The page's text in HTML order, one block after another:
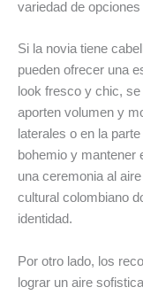
variedad de
Si la novia tiene
pueden ofrecer una
look fresco y chic,
aporten volumen y
laterales o en la
bohemio y mantener
una ceremonia al
cultural colombiano
identidad.
Por otro lado, los
lograr un aire